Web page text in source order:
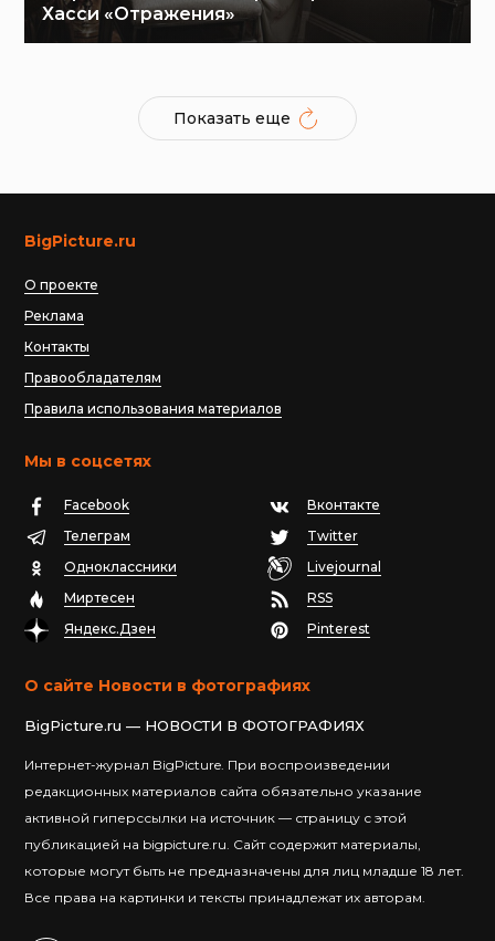
Хасси «Отражения»
Показать еще
BigPicture.ru
О проекте
Реклама
Контакты
Правообладателям
Правила использования материалов
Мы в соцсетях
Facebook
Вконтакте
Телеграм
Twitter
Одноклассники
Livejournal
Миртесен
RSS
Яндекс.Дзен
Pinterest
О сайте Новости в фотографиях
BigPicture.ru — НОВОСТИ В ФОТОГРАФИЯХ
Интернет-журнал BigPicture. При воспроизведении
редакционных материалов сайта обязательно указание
активной гиперссылки на источник — страницу с этой
публикацией на bigpicture.ru. Сайт содержит материалы,
которые могут быть не предназначены для лиц младше 18 лет.
Все права на картинки и тексты принадлежат их авторам.